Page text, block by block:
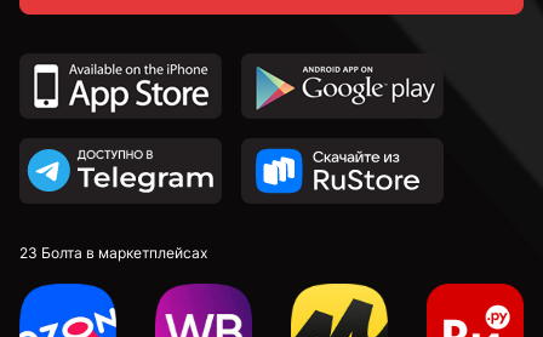
DIN 912 с внутренним шестигранником и
цилиндрической головкой
DIN 7991 c потайной головкой и внутренним
шестигранником
DIN 913 установочные с внутренним шестигранником
к.п. 4,8
23 Болта в маркетплейсах